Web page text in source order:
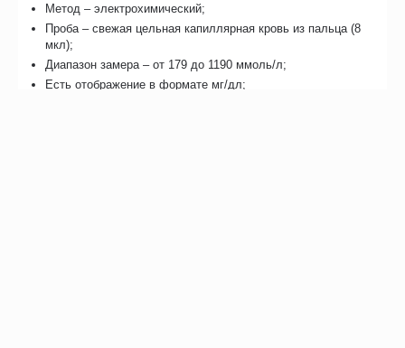
Метод – электрохимический;
Проба – свежая цельная капиллярная кровь из пальца (8
мкл);
Диапазон замера – от 179 до 1190 ммоль/л;
Есть отображение в формате мг/дл;